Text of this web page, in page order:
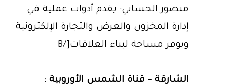
منصور الحساني: يقدم أدوات عملية في
إدارة المخزون والعرض والتجارة الإلكترونية
ويوفر مساحة لبناء العلاقات[/B
الشارقة - قناة الشمس الأوروبية :